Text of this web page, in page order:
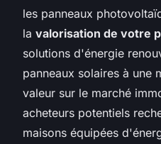
les panneaux
la valorisation de votre
solutions d'énergie
panneaux solaires à une
valeur sur le marché
acheteurs potentiels
maisons équipées